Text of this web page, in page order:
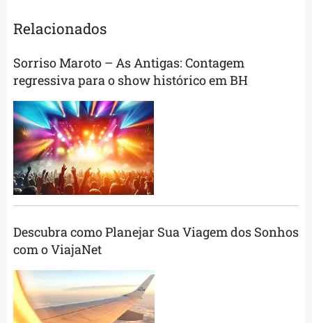
Relacionados
Sorriso Maroto – As Antigas: Contagem
regressiva para o show histórico em BH
Descubra como Planejar Sua Viagem dos Sonhos
com o ViajaNet